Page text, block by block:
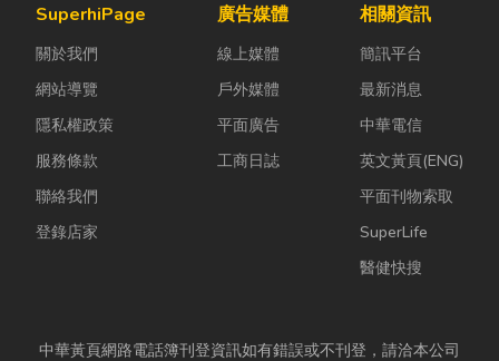
SuperhiPage
關於我們
網站導覽
隱私權政策
服務條款
聯絡我們
登錄店家
廣告媒體
線上媒體
戶外媒體
平面廣告
工商日誌
相關資訊
簡訊平台
最新消息
中華電信
英文黃頁(ENG)
平面刊物索取
SuperLife
醫健快搜
中華黃頁網路電話簿刊登資訊如有錯誤或不刊登，請洽本公司